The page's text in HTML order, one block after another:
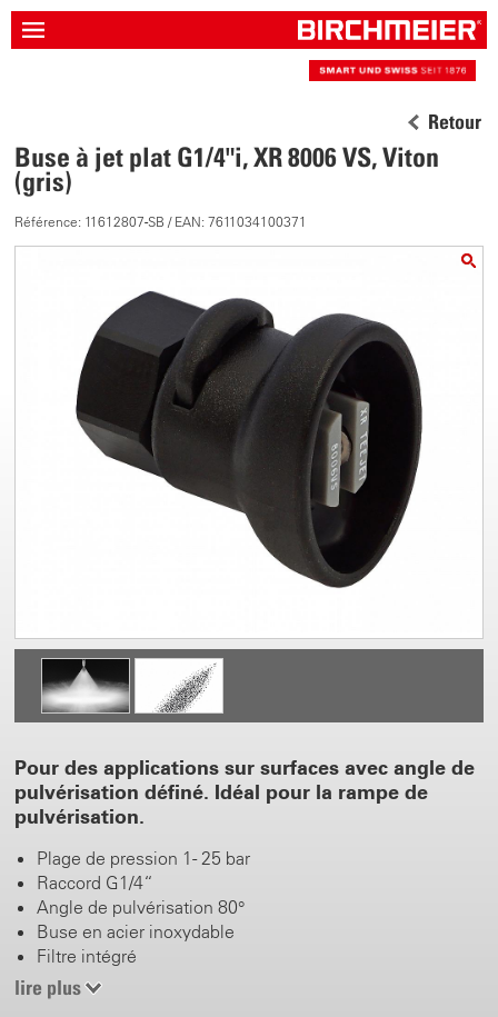
Retour
Buse à jet plat G1/4"i, XR 8006 VS, Viton
(gris)
Référence: 11612807-SB / EAN: 7611034100371
Pour des applications sur surfaces avec angle de
pulvérisation définé. Idéal pour la rampe de
pulvérisation.
Plage de pression 1 - 25 bar
Raccord G1/4“
Angle de pulvérisation 80°
Buse en acier inoxydable
Filtre intégré
Fines gouttes
Idéal pour soins des surfaces
lire plus